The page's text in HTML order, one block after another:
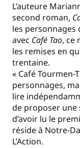
L’auteure
second roman,
les
avec Café Tao, ce
les remises en
trentaine.
« Café Tourmen-
personnages,
lire
de proposer une
d’avoir lu le
réside à Notre-
L’Action.